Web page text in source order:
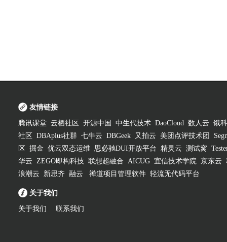
友情链接
腾讯课堂 云栖社区 开源中国 中生代技术 DaoCloud 数人云 饿
社区
DBAplus社群 七牛云 DBGeek 又拍云 美团点评技术团
区
掘金 优云双态运维 思必驰DUI开放平台 精灵云 测试窝
华云 ZEGO即构科技 联想超融合 AICUG 宜信技术学院 京东云
浪潮云
新思齐 融云 禅道项目管理软件 轻流无代码平台
关于我们
关于我们 联系我们